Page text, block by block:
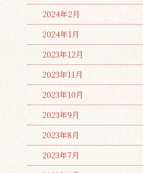
2024年2月
2024年1月
2023年12月
2023年11月
2023年10月
2023年9月
2023年8月
2023年7月